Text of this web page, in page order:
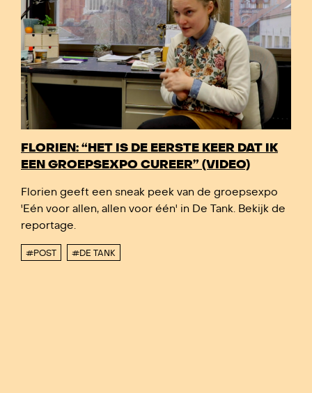
FLORIEN: “HET IS DE EERSTE KEER DAT IK
EEN GROEPSEXPO CUREER” (VIDEO)
Florien geeft een sneak peek van de groepsexpo
'Eén voor allen, allen voor één' in De Tank. Bekijk de
reportage.
#POST #DE TANK